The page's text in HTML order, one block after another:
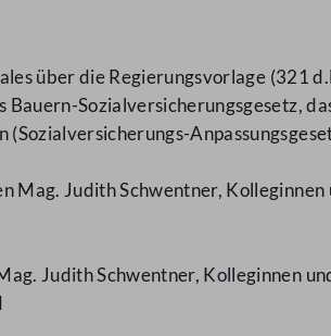
über die Regierungsvorlage (321
Sozialversicherungsgesetz,
Mag. Judith Schwentner,
Judith Schwentner, Kolleginnen